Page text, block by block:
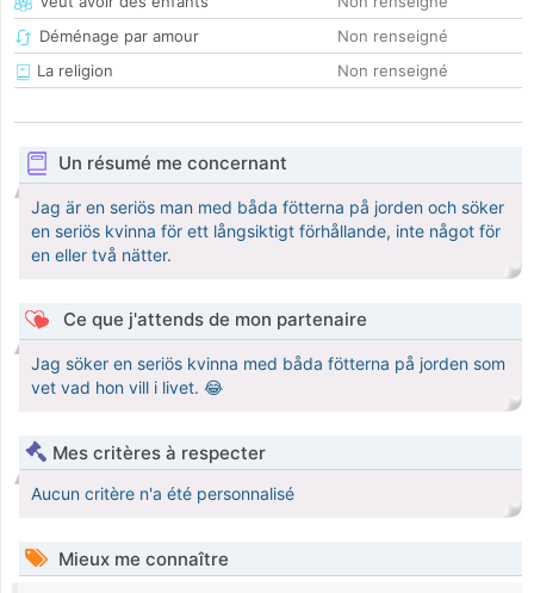
Déménage par amour
Non renseigné
La religion
Non renseigné
Un résumé me concernant
Jag är en seriös man med båda fötterna på jorden och söker
en seriös kvinna för ett långsiktigt förhållande, inte något för
en eller två nätter.
Ce que j'attends de mon partenaire
Jag söker en seriös kvinna med båda fötterna på jorden som
vet vad hon vill i livet. 😂
Mes critères à respecter
Aucun critère n'a été personnalisé
Mieux me connaître